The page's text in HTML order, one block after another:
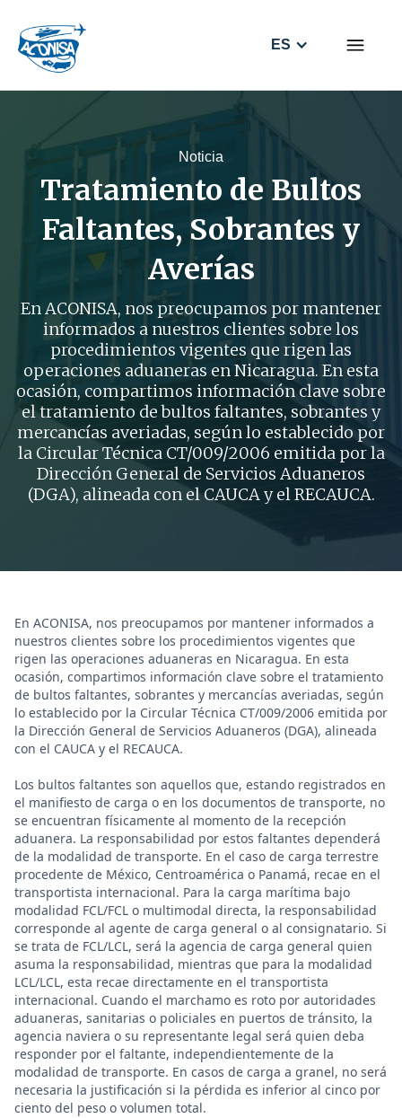
ES
Noticia
Tratamiento de Bultos
Faltantes, Sobrantes y
Averías
En ACONISA, nos preocupamos por mantener
informados a nuestros clientes sobre los
procedimientos vigentes que rigen las
operaciones aduaneras en Nicaragua. En esta
ocasión, compartimos información clave sobre
el tratamiento de bultos faltantes, sobrantes y
mercancías averiadas, según lo establecido por
la Circular Técnica CT/009/2006 emitida por la
Dirección General de Servicios Aduaneros
(DGA), alineada con el CAUCA y el RECAUCA.
En ACONISA, nos preocupamos por mantener informados a
nuestros clientes sobre los procedimientos vigentes que
rigen las operaciones aduaneras en Nicaragua. En esta
ocasión, compartimos información clave sobre el tratamiento
de bultos faltantes, sobrantes y mercancías averiadas, según
lo establecido por la Circular Técnica CT/009/2006 emitida por
la Dirección General de Servicios Aduaneros (DGA), alineada
con el CAUCA y el RECAUCA.
Los bultos faltantes son aquellos que, estando registrados en
el manifiesto de carga o en los documentos de transporte, no
se encuentran físicamente al momento de la recepción
aduanera. La responsabilidad por estos faltantes dependerá
de la modalidad de transporte. En el caso de carga terrestre
procedente de México, Centroamérica o Panamá, recae en el
transportista internacional. Para la carga marítima bajo
modalidad FCL/FCL o multimodal directa, la responsabilidad
corresponde al agente de carga general o al consignatario. Si
se trata de FCL/LCL, será la agencia de carga general quien
asuma la responsabilidad, mientras que para la modalidad
LCL/LCL, esta recae directamente en el transportista
internacional. Cuando el marchamo es roto por autoridades
aduaneras, sanitarias o policiales en puertos de tránsito, la
agencia naviera o su representante legal será quien deba
responder por el faltante, independientemente de la
modalidad de transporte. En casos de carga a granel, no será
necesaria la justificación si la pérdida es inferior al cinco por
ciento del peso o volumen total.